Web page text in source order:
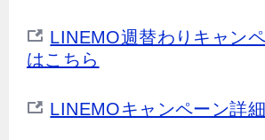
LINEMO週替わりキャン
はこちら
LINEMOキャンペーン詳